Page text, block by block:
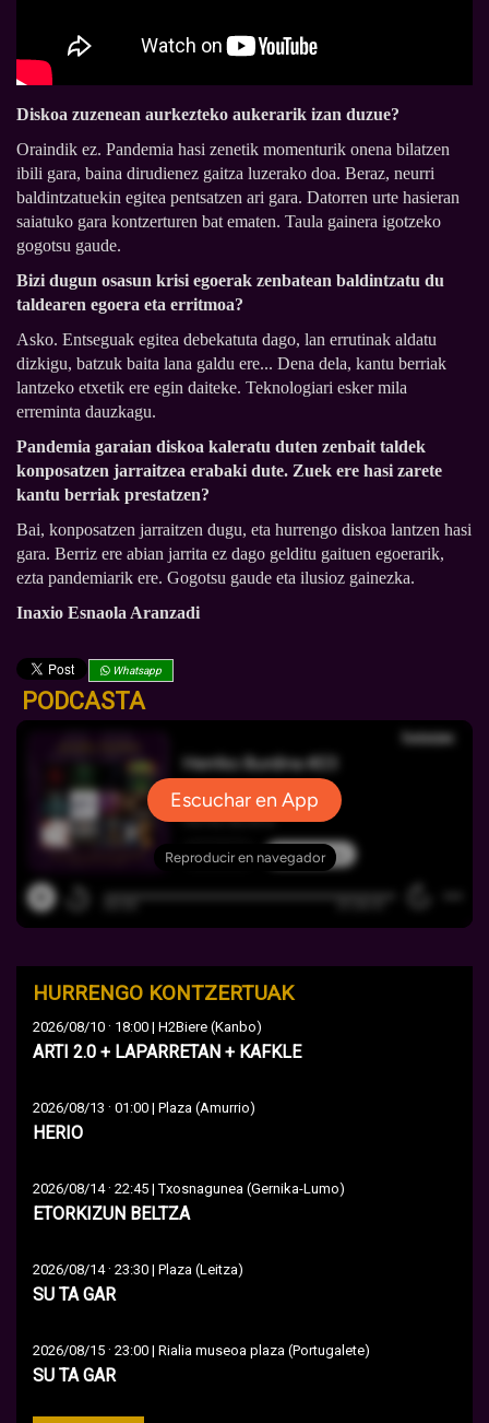
Diskoa zuzenean aurkezteko aukerarik izan duzue?
Oraindik ez. Pandemia hasi zenetik momenturik onena bilatzen
ibili gara, baina dirudienez gaitza luzerako doa. Beraz, neurri
baldintzatuekin egitea pentsatzen ari gara. Datorren urte hasieran
saiatuko gara kontzerturen bat ematen. Taula gainera igotzeko
gogotsu gaude.
Bizi dugun osasun krisi egoerak zenbatean baldintzatu du
taldearen egoera eta erritmoa?
Asko. Entseguak egitea debekatuta dago, lan errutinak aldatu
dizkigu, batzuk baita lana galdu ere... Dena dela, kantu berriak
lantzeko etxetik ere egin daiteke. Teknologiari esker mila
erreminta dauzkagu.
Pandemia garaian diskoa kaleratu duten zenbait taldek
konposatzen jarraitzea erabaki dute. Zuek ere hasi zarete
kantu berriak prestatzen?
Bai, konposatzen jarraitzen dugu, eta hurrengo diskoa lantzen hasi
gara. Berriz ere abian jarrita ez dago gelditu gaituen egoerarik,
ezta pandemiarik ere. Gogotsu gaude eta ilusioz gainezka.
Inaxio Esnaola Aranzadi
Whatsapp
PODCASTA
HURRENGO KONTZERTUAK
2026/08/10 · 18:00 | H2Biere (Kanbo)
ARTI 2.0 + LAPARRETAN + KAFKLE
2026/08/13 · 01:00 | Plaza (Amurrio)
HERIO
2026/08/14· 22:45 | Txosnagunea (Gernika-Lumo)
ETORKIZUN BELTZA
2026/08/14· 23:30 | Plaza (Leitza)
SU TA GAR
2026/08/15 · 23:00 | Rialia museoa plaza (Portugalete)
SU TA GAR